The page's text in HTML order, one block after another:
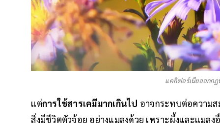
แคลิฟอร์เนียออกก
แต่การใช้สารเคมีมากเกินไป อาจกระทบต่อความ
สิ่งมีชีวิตตัวจ้อย อย่างแมลงด้วย เพราะผึ้งและแม